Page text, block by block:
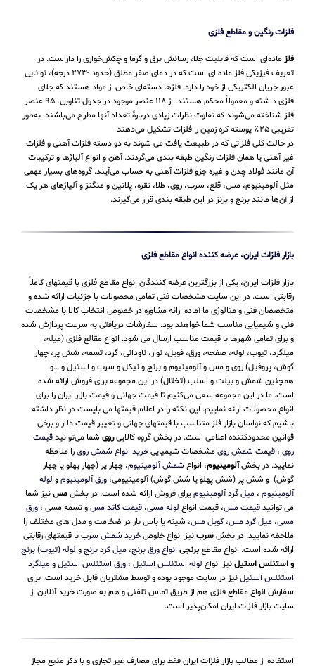
فلزات رنگین و مقاطع فلزی
فلزماده‌ای است که قابلیت جلا، رسانش برق و گرما و چکش‌خواری را داراست. در
تعریف فیزیکی فلز ماده ای است که در دمای صفر مطلق (حدود -۲۷۳ درجه)، توانایی
عبور جریان الکتریکی از خود را دارد. فلزها دسته‌ای خاص از مواد هستند که جلای
فلزی داشته و معمولاً محکم هستند. از ۱۱۸ عنصر موجود در جدول تناوبی، ۹۵ عنصر
فلز شناخته می‌شوند که تفاوت نظرات زیادی دربارهٔ تعداد آنها مطرح می‌باشند. به‌طور
تقریبی ۲۵٪ پوسته کره زمین را فلزات تشکیل می‌دهند
در حالت کلی فلزاتی که در طبیعت یافت می شوند به دو دسته فلزات آهنی و فلزات
غیر آهنی یا همان فلزات رنگین طبقه بندی می‌گردند. آهن و انواع آلیاژها و ترکیبات
آن مانند فولاد چدن و غیره جزو فلزات آهنی به حساب می‌‌آیند. گروه‌های بسیار مهمی
مثل آلومینیوم، مس، قلع، سرب، روی، طلا، نقره، پلاتین و منگنز و آلیاژهای هر یک
از آن‌ها مانند برنج و برنز در این طبقه‌ بندی قرار می‌‌گیرند.
بازار فلزات ایران، عرضه کننده انواع مقاطع فلزی
بازار فلزات ایران، یکی از بزرگترین عرضه کنندگان انواع مقاطع فلزی با قیمتهای کاملاً
رقابتی است. در این سایت مشخصات فنی تمامی محصولات با جزئیات ارائه شده و
متخصصان فنی و متالوژی ما آماده ارائه مشاوره در خصوص انتخاب کالا با مشخصات
فنی و شیمیایی مناسب شما خواهند بود. سفارشات دریافتی به سرعت پردازش شده
و برای تمامی شهرها با قیمت مناسب ارسال می شود. انواع مقالع فلزی (میله،
میلگرد، تیوب، لوله، صفحه، ورق، فویل، نوار، ناودانی، گرد، تسمه، شش پر، چهار
گوش، پروفیل) روی و مس و آلومینیوم و برنج و نیکل و سرب و استیل و …و
همچنین شمش و بیلت و اسلب (تختال) در این مجموعه برای فروش ارائه شده
است. ما در این مجموعه سعی می‌کنیم تا قیمت جهانی و قیمت بازار ایران را برای
انواع محصولات ارائه نماییم. این نکته را در اعلام قیمتها می بایست در نظر داشته
باشیم که نواسان بازار فلز متناسب با قیمتهای جهانی و تغییر قیمت دلار و برخی
قوانین محدودکننده اعلامی است. در بخش گروه کالاییروی شما می‌توانیدقیمت
روی ، قیمت شمش رویمشخصات شیمیاییخرید انواع شمش رویرا ملاحظه
نمایید. در بخشآلومینیوم، انواع شمش آلومینیوم، چهار پر (چهار پهلو یا چهار
گوش) و شش پر (شش پهلو یا شش گوش) آلومینیومی، ورق آلومینیومو لوله
آلومینیوم ، میل گرد آلومینیومیرای فروش ارائه شده است. در بخشمسنیز شما
می توانیدقیمت مس، قیمت انواع لوله مسی، قیمت کاتد مسو تسمه مسی ، ورق
مسی، میل گرد مس، کویل مس، شینه یا باس بار در ضخامت و مدل های مختلف را
ملاحظه نمایید. در بخشسربنیز انواع خلوصخرید شمش سرببا قیمتهای رقابتی
ارائه شده است. انواع مقاطعبرنجی انواع ورق برنج، میل گرد برنجو لوله (تیوب) برنج
و استنلس استیلنیز انواع لوله استنلس استیل ، ورق استنلس استیلومیلگرد
استنلس استیلنیز در سایت موجود بوده و توسط مشتریان قابل خرید است. برای
سفارش انواع مقاطع فلزی هم از طریق تماس تلفنی و هم به صورت خرید آنلاین از
سایت بازار فلزات ایران امکان‌پذیر است.
استفاده از مطالب بازار فلزات ایران فقط برای مصارف غیر تجاری و با ذکر منبع مجاز